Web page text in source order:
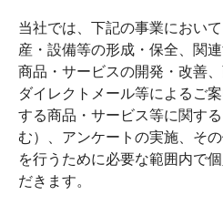
当社では、下記の事業におい
産・設備等の形成・保全、関
商品・サービスの開発・改善
ダイレクトメール等によるご
する商品・サービス等に関す
む）、アンケートの実施、そ
を行うために必要な範囲内で
だきます。